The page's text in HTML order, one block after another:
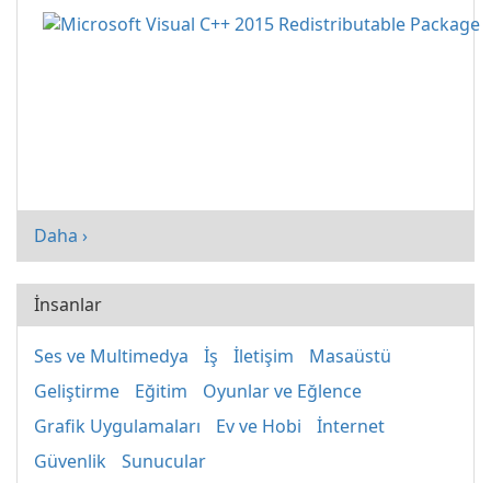
Daha ›
İnsanlar
Ses ve Multimedya İş İletişim
Masaüstü
Geliştirme
Eğitim
Oyunlar ve Eğlence
Grafik Uygulamaları
Ev ve Hobi
İnternet
Güvenlik
Sunucular